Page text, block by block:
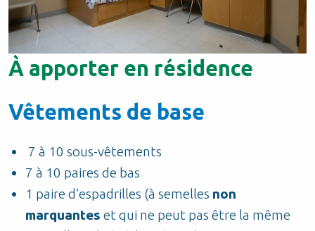
À apporter en résidence
Vêtements de base
7 à 10 sous-vêtements
7 à 10 paires de bas
1 paire d’espadrilles (à semelles non
marquantes et qui ne peut pas être la même